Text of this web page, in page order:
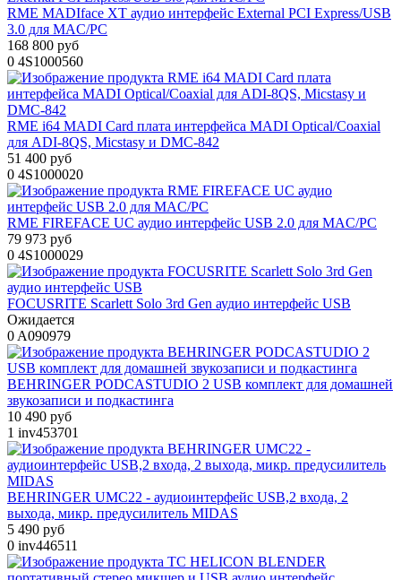
RME MADIface XT аудио интерфейс External PCI Express/USB
3.0 для MAC/PC
168 800 руб
0 4S1000560
RME i64 MADI Card плата интерфейса MADI Optical/Coaxial
для ADI-8QS, Micstasy и DMC-842
51 400 руб
0 4S1000020
RME FIREFACE UC аудио интерфейс USB 2.0 для MAC/PC
79 973 руб
0 4S1000029
FOCUSRITE Scarlett Solo 3rd Gen аудио интерфейс USB
Ожидается
0 A090979
BEHRINGER PODCASTUDIO 2 USB комплект для домашней
звукозаписи и подкастинга
10 490 руб
1 inv453701
BEHRINGER UMC22 - аудиоинтерфейс USB,2 входа, 2
выхода, микр. предусилитель MIDAS
5 490 руб
0 inv446511